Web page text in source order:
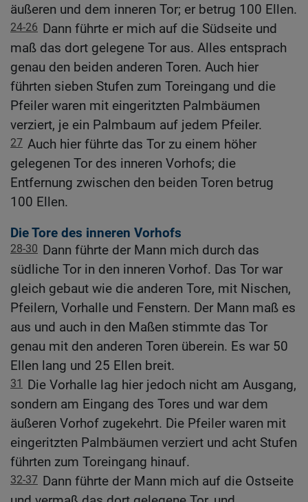
äußeren und dem inneren Tor; er betrug 100 Ellen.
24-26 Dann führte er mich auf die Südseite und
maß das dort gelegene Tor aus. Alles entsprach
genau den beiden anderen Toren. Auch hier
führten sieben Stufen zum Toreingang und die
Pfeiler waren mit eingeritzten Palmbäumen
verziert, je ein Palmbaum auf jedem Pfeiler.
27 Auch hier führte das Tor zu einem höher
gelegenen Tor des inneren Vorhofs; die
Entfernung zwischen den beiden Toren betrug
100 Ellen.
Die Tore des inneren Vorhofs
28-30 Dann führte der Mann mich durch das
südliche Tor in den inneren Vorhof. Das Tor war
gleich gebaut wie die anderen Tore, mit Nischen,
Pfeilern, Vorhalle und Fenstern. Der Mann maß es
aus und auch in den Maßen stimmte das Tor
genau mit den anderen Toren überein. Es war 50
Ellen lang und 25 Ellen breit.
31 Die Vorhalle lag hier jedoch nicht am Ausgang,
sondern am Eingang des Tores und war dem
äußeren Vorhof zugekehrt. Die Pfeiler waren mit
eingeritzten Palmbäumen verziert und acht Stufen
führten zum Toreingang hinauf.
32-37 Dann führte der Mann mich auf die Ostseite